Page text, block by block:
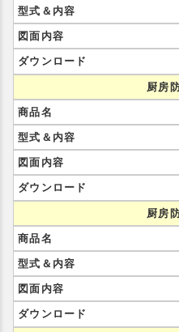
厨房
厨房